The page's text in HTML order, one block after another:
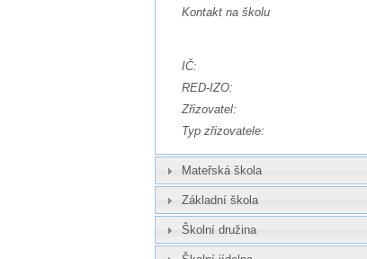
Kontakt na školu
IČ:
RED-IZO:
Zřizovatel:
Typ zřizovatele:
Mateřská škola
Základní škola
Školní družina